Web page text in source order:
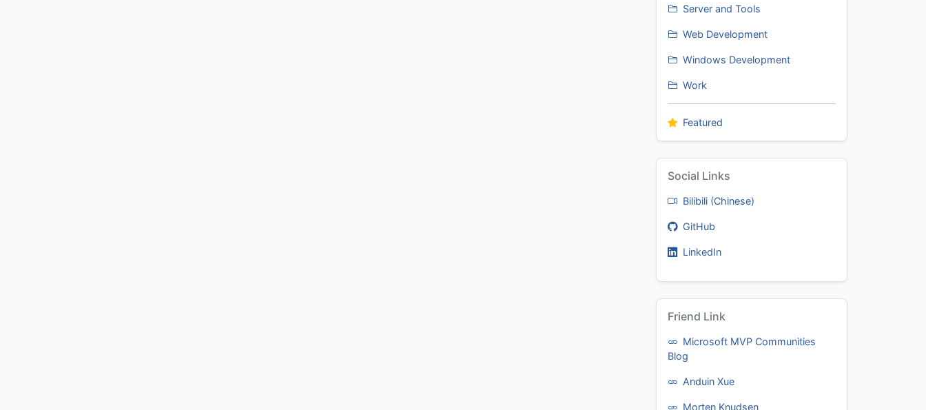
Server and Tools
Web Development
Windows Development
Work
Featured
Social Links
Bilibili (Chinese)
GitHub
LinkedIn
Friend Link
Microsoft MVP Communities
Blog
Anduin Xue
Morten Knudsen